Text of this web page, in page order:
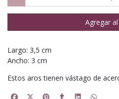
Agregar
Largo: 3,5 cm
Ancho: 3 cm
Estos aros tienen vástago de